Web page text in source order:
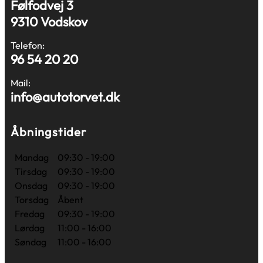
Følfodvej 3
9310 Vodskov
Telefon:
96 54 20 20
Mail:
info@autotorvet.dk
Åbningstider
Mandag
09:30 - 19:00
Tirsdag
09:30 - 19:00
Onsdag
09:30 - 19:00
Torsdag
Åbent
Fredag
09:30 - 19:00
Lørdag
11:00 - 16:00
Søndag
11:00 - 16:00